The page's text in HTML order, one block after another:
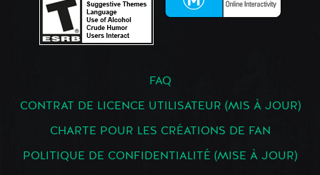
FAQ
CONTRAT DE LICENCE UTILISATEUR (MIS À JOUR)
CHARTE POUR LES CRÉATIONS DE FAN
POLITIQUE DE CONFIDENTIALITÉ (MISE À JOUR)